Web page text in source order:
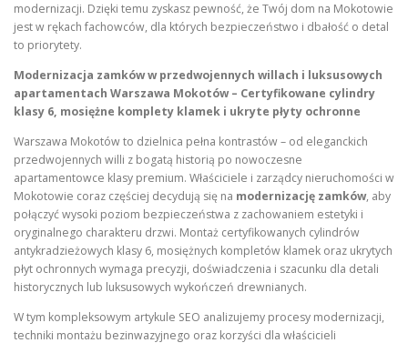
modernizacji. Dzięki temu zyskasz pewność, że Twój dom na Mokotowie
jest w rękach fachowców, dla których bezpieczeństwo i dbałość o detal
to priorytety.
Modernizacja zamków w przedwojennych willach i luksusowych
apartamentach Warszawa Mokotów – Certyfikowane cylindry
klasy 6, mosiężne komplety klamek i ukryte płyty ochronne
Warszawa Mokotów to dzielnica pełna kontrastów – od eleganckich
przedwojennych willi z bogatą historią po nowoczesne
apartamentowce klasy premium. Właściciele i zarządcy nieruchomości w
Mokotowie coraz częściej decydują się na modernizację zamków, aby
połączyć wysoki poziom bezpieczeństwa z zachowaniem estetyki i
oryginalnego charakteru drzwi. Montaż certyfikowanych cylindrów
antykradzieżowych klasy 6, mosiężnych kompletów klamek oraz ukrytych
płyt ochronnych wymaga precyzji, doświadczenia i szacunku dla detali
historycznych lub luksusowych wykończeń drewnianych.
W tym kompleksowym artykule SEO analizujemy procesy modernizacji,
techniki montażu bezinwazyjnego oraz korzyści dla właścicieli